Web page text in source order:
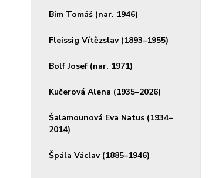
Bím Tomáš (nar. 1946)
Fleissig Vítězslav (1893–1955)
Bolf Josef (nar. 1971)
Kučerová Alena (1935–2026)
Šalamounová Eva Natus (1934–
2014)
Špála Václav (1885–1946)